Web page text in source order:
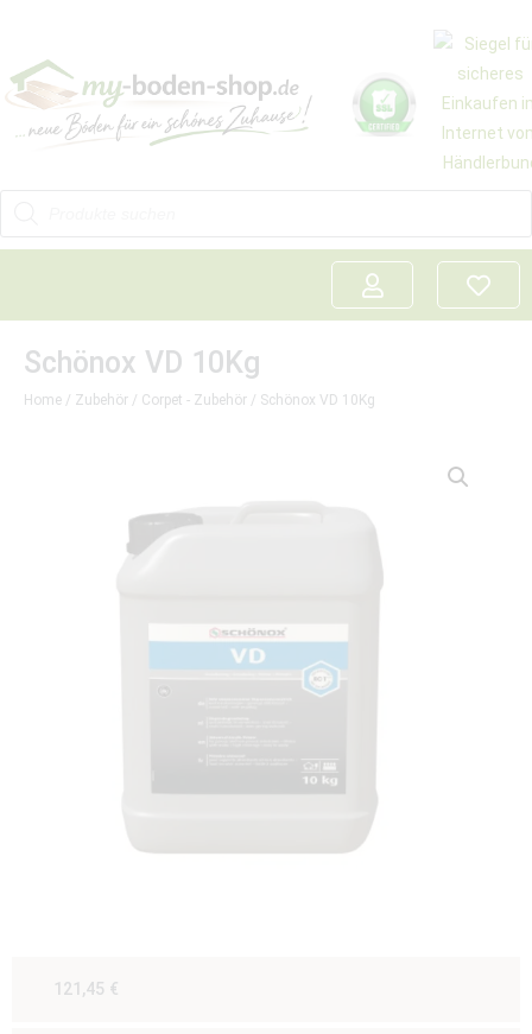
Schönox VD 10Kg
Home / Zubehör / Corpet - Zubehör / Schönox VD 10Kg
121,45 €